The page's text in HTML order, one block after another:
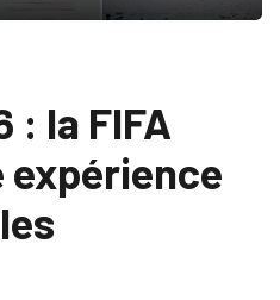
: la FIFA
expérience